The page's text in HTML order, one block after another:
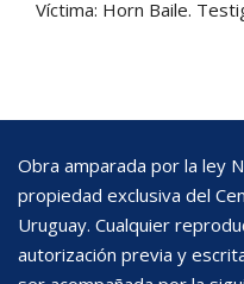
Víctima: Horn Baile.
Obra amparada por la ley
propiedad exclusiva del
Uruguay. Cualquier
autorización previa y